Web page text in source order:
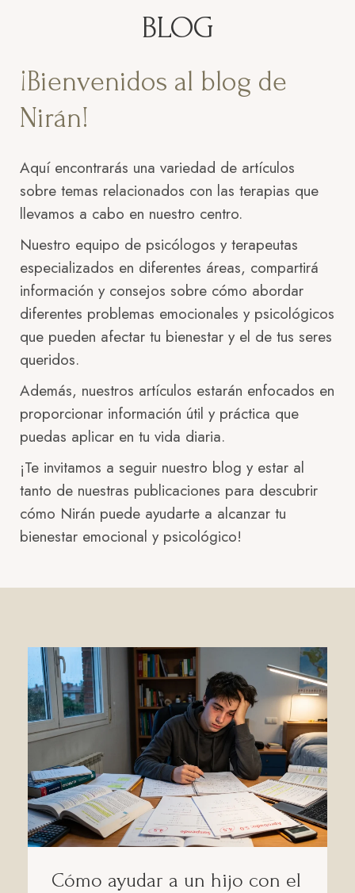
BLOG
¡Bienvenidos al blog de
Nirán!
Aquí encontrarás una variedad de artículos
sobre temas relacionados con las terapias que
llevamos a cabo en nuestro centro.
Nuestro equipo de psicólogos y terapeutas
especializados en diferentes áreas, compartirá
información y consejos sobre cómo abordar
diferentes problemas emocionales y psicológicos
que pueden afectar tu bienestar y el de tus seres
queridos.
Además, nuestros artículos estarán enfocados en
proporcionar información útil y práctica que
puedas aplicar en tu vida diaria.
¡Te invitamos a seguir nuestro blog y estar al
tanto de nuestras publicaciones para descubrir
cómo Nirán puede ayudarte a alcanzar tu
bienestar emocional y psicológico!
Cómo ayudar a un hijo con el